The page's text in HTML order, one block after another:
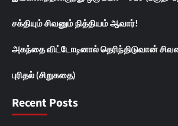
சக்தியும் சிவனும் நித்தியம் ஆவார்!
அகந்தை விட்டோடினால் தெரிந்திடுவான்
புரிதல் (சிறுகதை)
Recent Posts